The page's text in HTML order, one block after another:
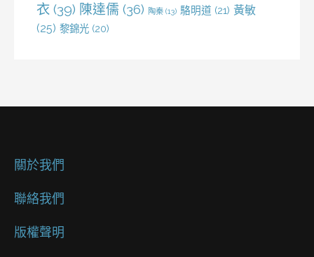
衣 (39) 陳達儒 (36) 陶秦 (13) 駱明道 (21) 黃敏
(25) 黎錦光 (20)
關於我們
聯絡我們
版權聲明